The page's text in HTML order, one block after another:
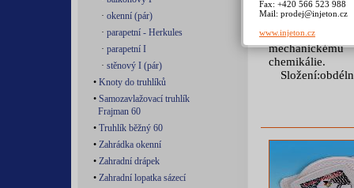
· okenní (pár)
· parapetní - Herkules
· parapetní I
· stěnový I (pár)
• Knoty do truhlíků
• Samozavlažovací truhlík
Frajman 60
• Truhlík běžný 60
• Zahrádka okenní
• Zahradní drápek
• Zahradní lopatka sázecí
Prkénka mají
nádobí,netupí
Prkénka
chemikálie.
Fax: +420 566 523 988
Mail: prodej@injeton.cz
www.injeton.cz